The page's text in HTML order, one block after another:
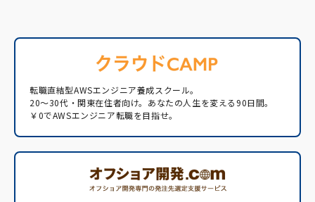
転職直結型AWSエンジニア養成スクール。
20〜30代・関東在住者向け。あなたの人生を変える90日間。
￥0でAWSエンジニア転職を目指せ。